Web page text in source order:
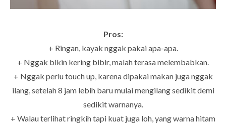
Pros:
+ Ringan, kayak nggak pakai apa-apa.
+ Nggak bikin kering bibir, malah terasa melembabkan.
+ Nggak perlu touch up, karena dipakai makan juga nggak
ilang, setelah 8 jam lebih baru mulai mengilang sedikit demi
sedikit warnanya.
+ Walau terlihat ringkih tapi kuat juga loh, yang warna hitam